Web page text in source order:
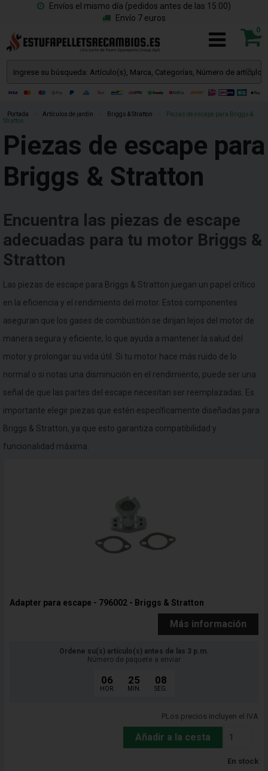
Envíos el mismo día (pedidos antes de las 15:00)
Envío 7 euros
0
Portada Artículos de jardín Briggs & Stratton
Piezas de escape para Briggs &
Stratton
Piezas de escape para
Briggs & Stratton
Encuentra las piezas de escape
adecuadas para tu motor Briggs &
Stratton
Las piezas de escape para Briggs & Stratton juegan un papel crítico
en la eficiencia y el rendimiento del motor. Estos componentes
aseguran que los gases de combustión se dirijan lejos del motor de
manera segura y eficiente, lo que ayuda a mantener la salud del
motor y prolongar su vida útil. Si tu motor hace más ruido de lo
normal o si notas una disminución en el rendimiento, puede ser una
señal de que las partes del escape necesitan ser reemplazadas. Es
importante elegir piezas que estén específicamente diseñadas para
Briggs & Stratton, ya que esto garantiza compatibilidad y
funcionalidad máxima.
Adapter para escape - 796002 - Briggs & Stratton
Más información
Ordene su(s) artículo(s) antes de las 3 p.m.
Número de paquete a enviar
06
HOR.
25
MIN.
06
SEG.
PLos precios incluyen el IVA
Añadir a la cesta
En stock